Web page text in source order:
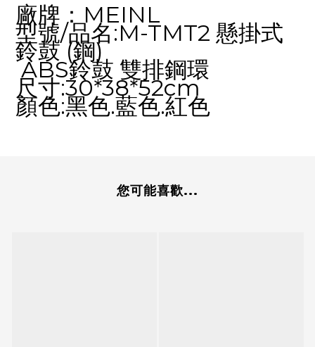
廠牌：MEINL
型號/品名:M-TMT2 懸掛式
鈴鼓 (鋼)
ABS鈴鼓 雙排鋼環
尺寸:30*38*52cm
顏色:黑色.藍色.紅色
您可能喜歡...